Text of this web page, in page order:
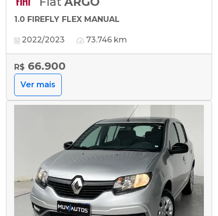
1.0 FIREFLY FLEX MANUAL
2022/2023 73.746 km
R$ 66.900
Ver mais